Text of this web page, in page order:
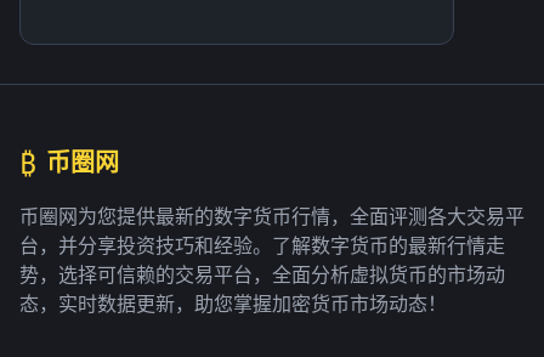
₿ 币圈网
币圈网为您提供最新的数字货币行情，全面评测各大交易平
台，并分享投资技巧和经验。了解数字货币的最新行情走
势，选择可信赖的交易平台，全面分析虚拟货币的市场动
态，实时数据更新，助您掌握加密货币市场动态！